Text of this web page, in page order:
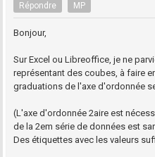
Répondre MP
Bonjour,
Sur Excel ou Libreoffice, je ne
représentant des coubes, à faire
graduations de l'axe d'ordonnée
(L'axe d'ordonnée 2aire est
de la 2em série de données est
Des étiquettes avec les valeurs